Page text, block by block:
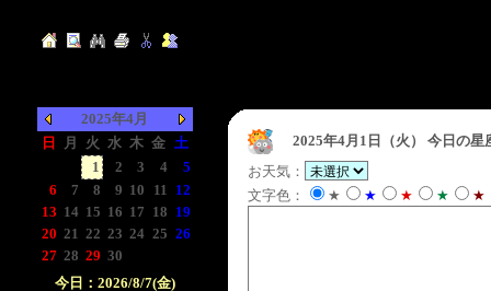
2025年4月
日
月 火 水 木 金 土
1 2 3 4
5
6
7 8 9 10 11 12
13 14 15 16 17 18 19
20 21 22 23 24 25 26
27 28 29 30
今日：2026/8/7(金)
2025年4月1日（火）
今日の星
お天気：
文字色：
★ ★ ★ ★ ★